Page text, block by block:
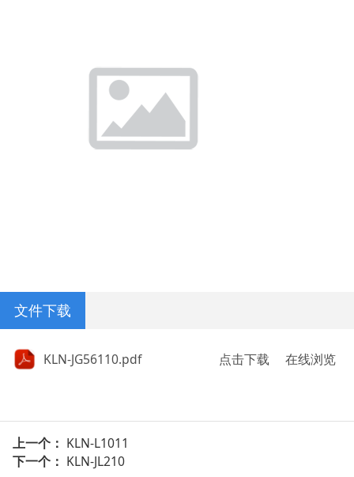
文件下载
KLN-JG56110.pdf 点击下载 在线浏览
上一个： KLN-L1011
下一个： KLN-JL210